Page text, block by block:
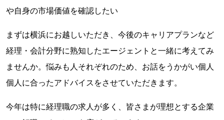
や自身の市場価値を確認したい
まずは横浜にお越しいただき、今後のキャリアプランなど
経理・会計分野に熟知したエージェントと一緒に考えてみ
ませんか。悩みも人それぞれのため、お話をうかがい個人
個人に合ったアドバイスをさせていただきます。
今年は特に経理職の求人が多く、皆さまが理想とする企業